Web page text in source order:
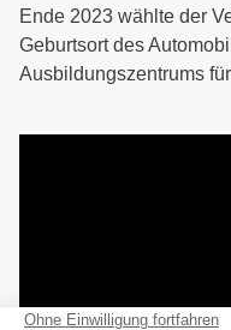
Ende 2023 wählte der
Geburtsort des
Ausbildungszentrums